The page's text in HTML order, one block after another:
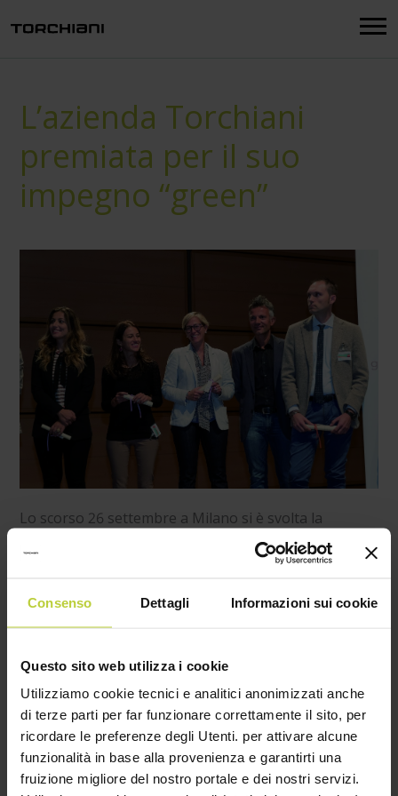
Consenso Dettagli Informazioni sui cookie
Questo sito web utilizza i cookie
Utilizziamo cookie tecnici e analitici anonimizzati anche
di terze parti per far funzionare correttamente il sito, per
ricordare le preferenze degli Utenti. per attivare alcune
funzionalità in base alla provenienza e garantirti una
fruizione migliore del nostro portale e dei nostri servizi.
L’azienda Torchiani
premiata per il suo
impegno “green”
Lo scorso 26 settembre a Milano si è svolta la
cerimonia di consegna dei riconoscimenti “Good
Energy Award”, premio ideato dalla società Bernoni
altrettanto autorevoli come BOSCH e il supporto
scientifico del Ministero dell’Ambiente, Università
fonti rinnovabili).
Un premio giunto alla settima edizione, ma che resta
unico in Italia nella sua formula, visto che vuole
premiare quelle aziende che hanno avuto il coraggio
di investire in soluzioni innovative, in modo
responsabile verso l’ambiente, l’economia e i propri